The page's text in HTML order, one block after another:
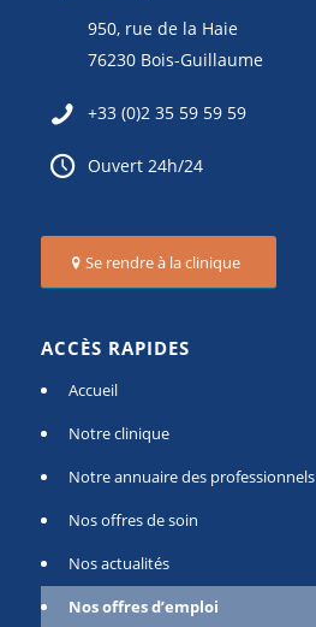
950, rue de la Haie
76230 Bois-Guillaume
+33 (0)2 35 59 59 59
Ouvert 24h/24
Se rendre à la clinique
ACCÈS RAPIDES
Accueil
Notre clinique
Notre annuaire des professionnels
Nos offres de soin
Nos actualités
Nos offres d’emploi